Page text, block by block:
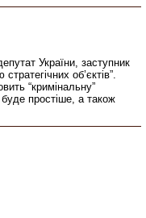
України, заступник
об’єктів”.
“кримінальну”
простіше, а також